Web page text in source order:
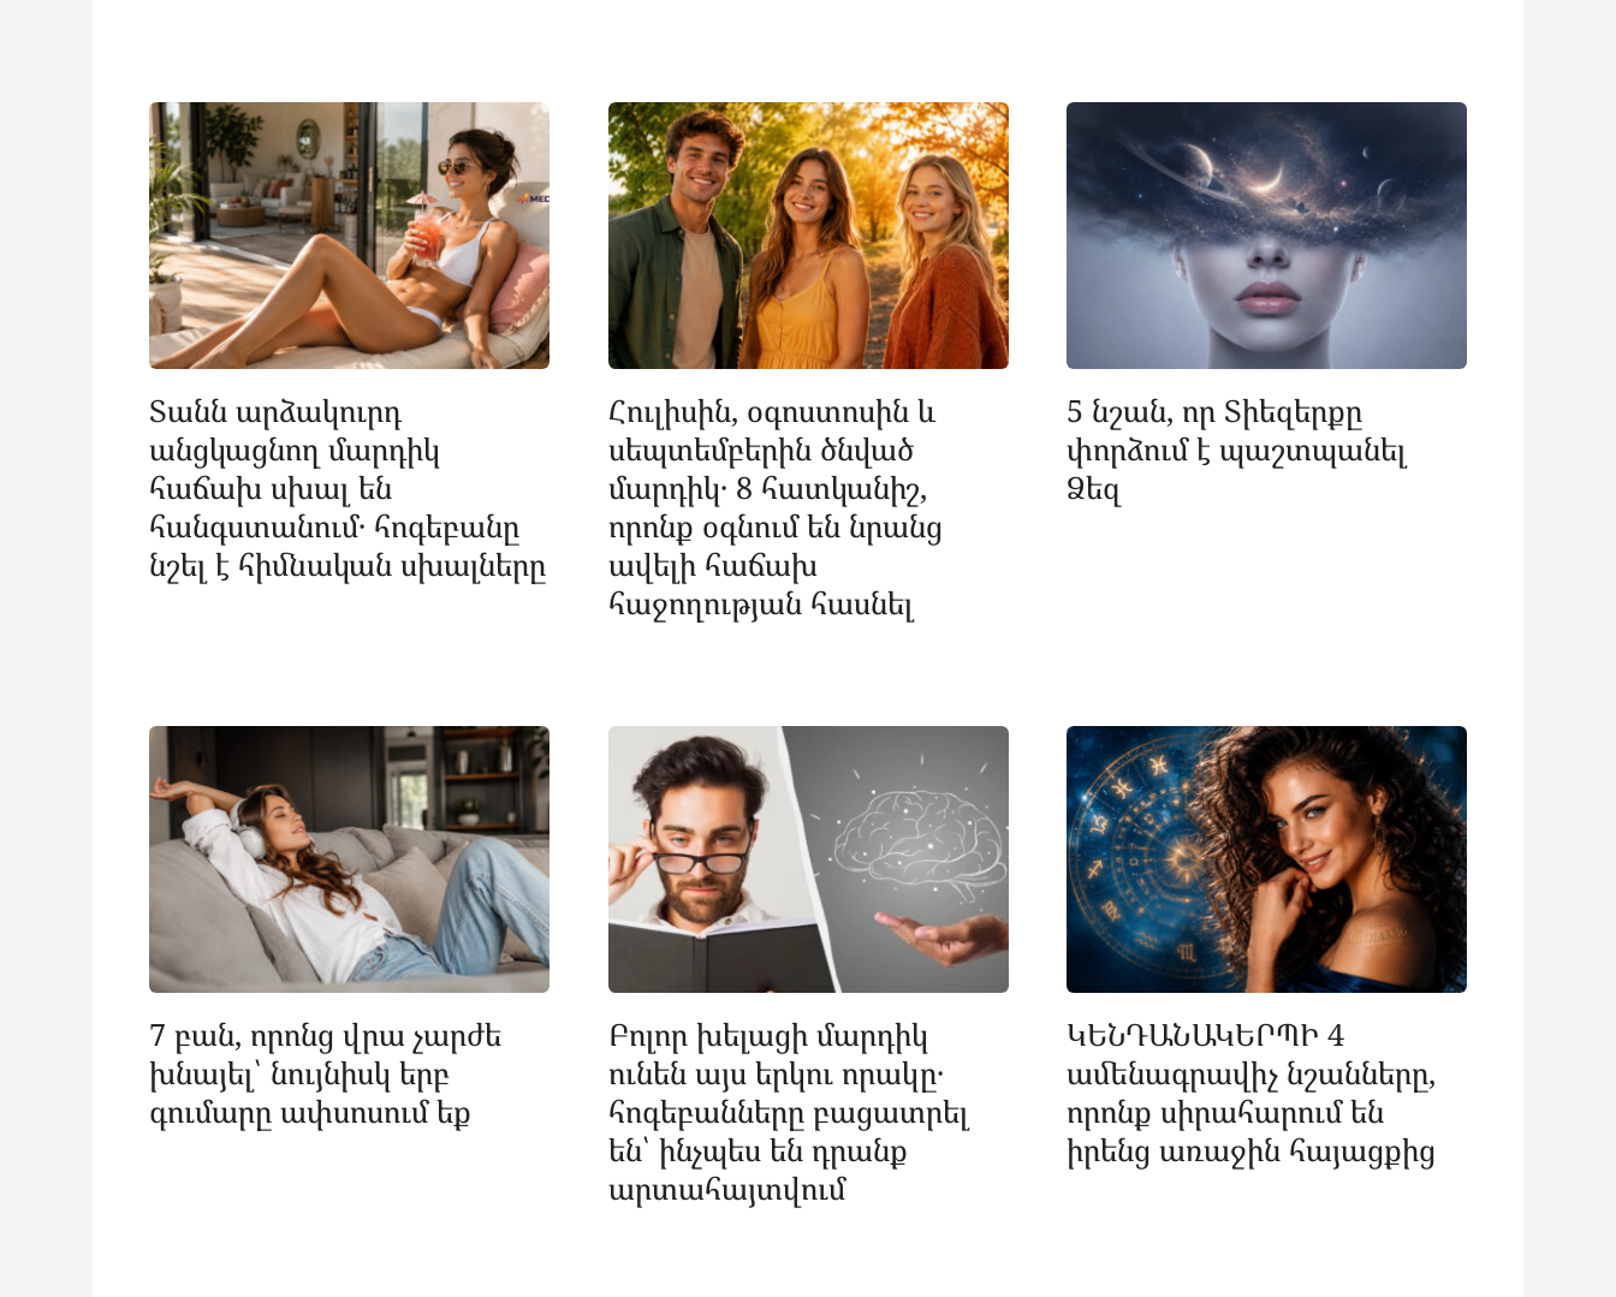
Տանն արձակուրդ
անցկացնող մարդիկ
հաճախ սխալ են
հանգստանում․ հոգեբանը
նշել է հիմնական սխալները
Հուլիսին, օգոստոսին և
սեպտեմբերին ծնված
մարդիկ․ 8 հատկանիշ,
որոնք օգնում են նրանց
ավելի հաճախ
հաջողության հասնել
5 նշան, որ Տիեզերքը
փորձում է պաշտպանել
Ձեզ
7 բան, որոնց վրա չարժե
խնայել՝ նույնիսկ երբ
գումարը ափսոսում եք
Բոլոր խելացի մարդիկ
ունեն այս երկու որակը․
հոգեբանները բացատրել
են՝ ինչպես են դրանք
արտահայտվում
ԿԵՆԴԱՆԱԿԵՐՊԻ 4
ամենագրավիչ նշանները,
որոնք սիրահարում են
իրենց առաջին հայացքից